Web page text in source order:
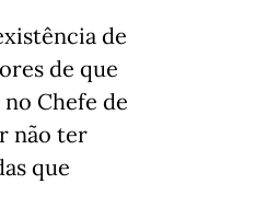
de
de que
Chefe de
não ter
que